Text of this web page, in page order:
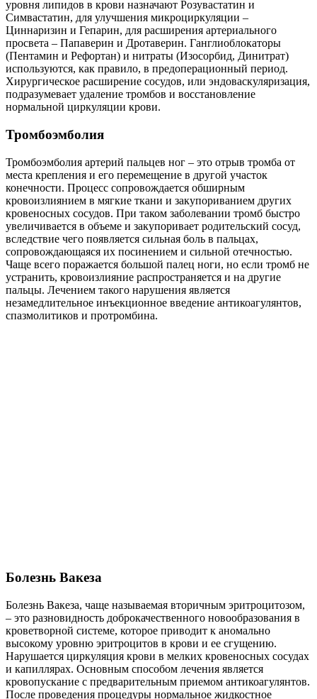
уровня липидов в крови назначают Розувастатин и
Симвастатин, для улучшения микроциркуляции –
Циннаризин и Гепарин, для расширения артериального
просвета – Папаверин и Дротаверин. Ганглиоблокаторы
(Пентамин и Рефортан) и нитраты (Изосорбид, Динитрат)
используются, как правило, в предоперационный период.
Хирургическое расширение сосудов, или эндоваскуляризация,
подразумевает удаление тромбов и восстановление
нормальной циркуляции крови.
Тромбоэмболия
Тромбоэмболия артерий пальцев ног – это отрыв тромба от
места крепления и его перемещение в другой участок
конечности. Процесс сопровождается обширным
кровоизлиянием в мягкие ткани и закупориванием других
кровеносных сосудов. При таком заболевании тромб быстро
увеличивается в объеме и закупоривает родительский сосуд,
вследствие чего появляется сильная боль в пальцах,
сопровождающаяся их посинением и сильной отечностью.
Чаще всего поражается большой палец ноги, но если тромб не
устранить, кровоизлияние распространяется и на другие
пальцы. Лечением такого нарушения является
незамедлительное инъекционное введение антикоагулянтов,
спазмолитиков и протромбина.
Болезнь Вакеза
Болезнь Вакеза, чаще называемая вторичным эритроцитозом,
– это разновидность доброкачественного новообразования в
кроветворной системе, которое приводит к аномально
высокому уровню эритроцитов в крови и ее сгущению.
Нарушается циркуляция крови в мелких кровеносных сосудах
и капиллярах. Основным способом лечения является
кровопускание с предварительным приемом антикоагулянтов.
После проведения процедуры нормальное жидкостное